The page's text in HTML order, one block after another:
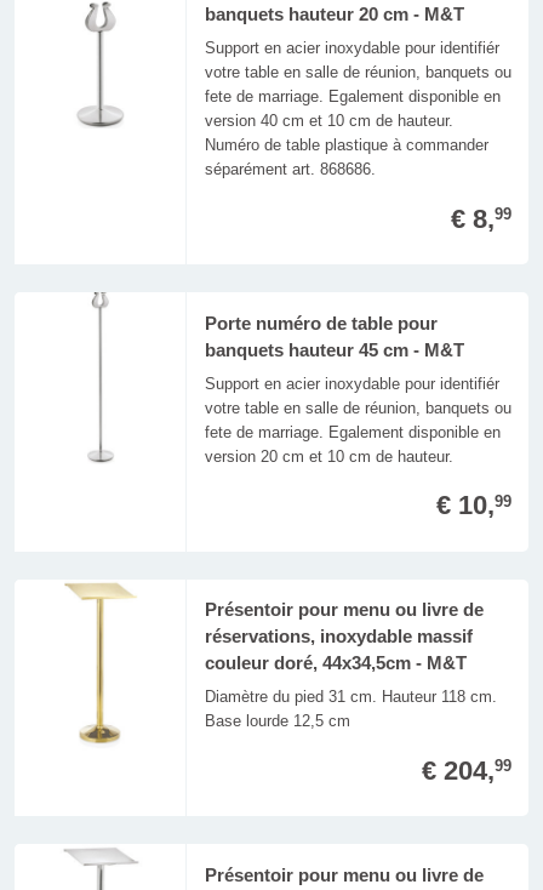
banquets hauteur 20 cm - M&T
Support en acier inoxydable pour identifiér
votre table en salle de réunion, banquets ou
fete de marriage. Egalement disponible en
version 40 cm et 10 cm de hauteur.
Numéro de table plastique à commander
séparément art. 868686.
€ 8,99
Porte numéro de table pour
banquets hauteur 45 cm - M&T
Support en acier inoxydable pour identifiér
votre table en salle de réunion, banquets ou
fete de marriage. Egalement disponible en
version 20 cm et 10 cm de hauteur.
€ 10,99
Présentoir pour menu ou livre de
réservations, inoxydable massif
couleur doré, 44x34,5cm - M&T
Diamètre du pied 31 cm. Hauteur 118 cm.
Base lourde 12,5 cm
€ 204,99
Présentoir pour menu ou livre de